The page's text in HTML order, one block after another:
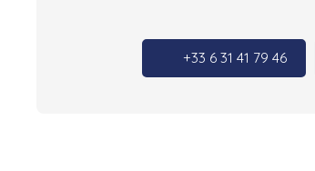
+33 6 31 41 79 46